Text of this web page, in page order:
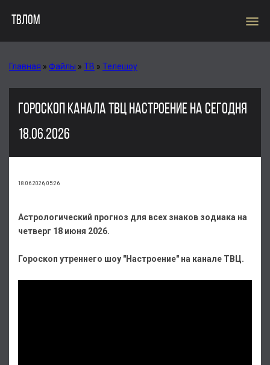
ТВЛОМ menu
Главная » Файлы » ТВ » Телешоу
ГОРОСКОП КАНАЛА ТВЦ НАСТРОЕНИЕ НА СЕГОДНЯ
18.06.2026
18.06.2026, 05:26
Астрологический прогноз для всех знаков зодиака на
четверг 18 июня 2026.
Гороскоп утреннего шоу "Настроение" на канале ТВЦ.